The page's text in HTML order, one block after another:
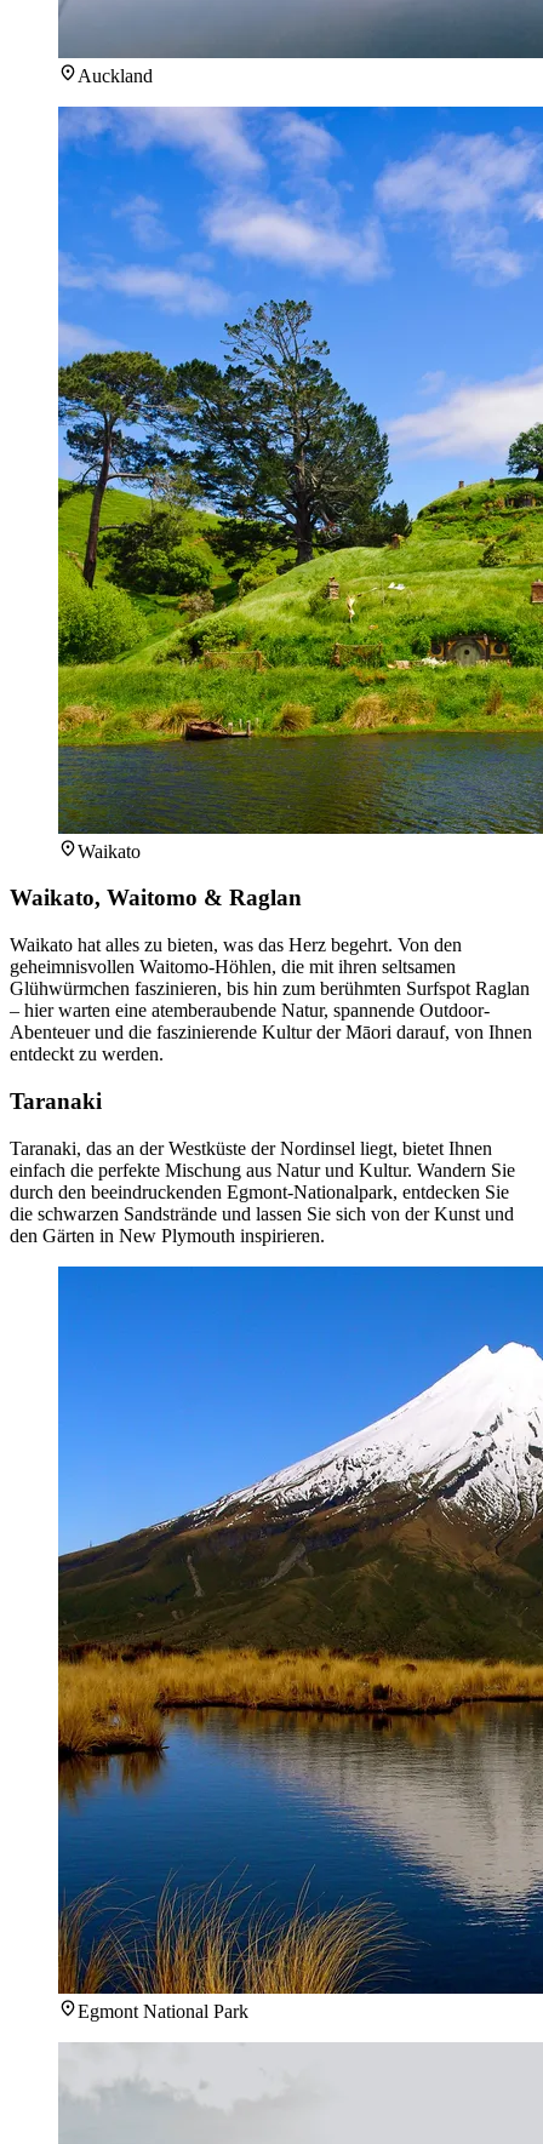
Auckland
Waikato
Waikato, Waitomo & Raglan
Waikato hat alles zu bieten, was das Herz begehrt. Von den
geheimnisvollen Waitomo-Höhlen, die mit ihren seltsamen
Glühwürmchen faszinieren, bis hin zum berühmten Surfspot Raglan
– hier warten eine atemberaubende Natur, spannende Outdoor-
Abenteuer und die faszinierende Kultur der Māori darauf, von Ihnen
entdeckt zu werden.
Taranaki
Taranaki, das an der Westküste der Nordinsel liegt, bietet Ihnen
einfach die perfekte Mischung aus Natur und Kultur. Wandern Sie
durch den beeindruckenden Egmont-Nationalpark, entdecken Sie
die schwarzen Sandstrände und lassen Sie sich von der Kunst und
den Gärten in New Plymouth inspirieren.
Egmont National Park